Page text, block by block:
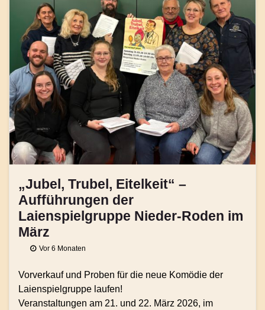
„Jubel, Trubel, Eitelkeit“ –
Aufführungen der
Laienspielgruppe Nieder-Roden im
März
Vor 6 Monaten
Vorverkauf und Proben für die neue Komödie der
Laienspielgruppe laufen!
Veranstaltungen am 21. und 22. März 2026, im